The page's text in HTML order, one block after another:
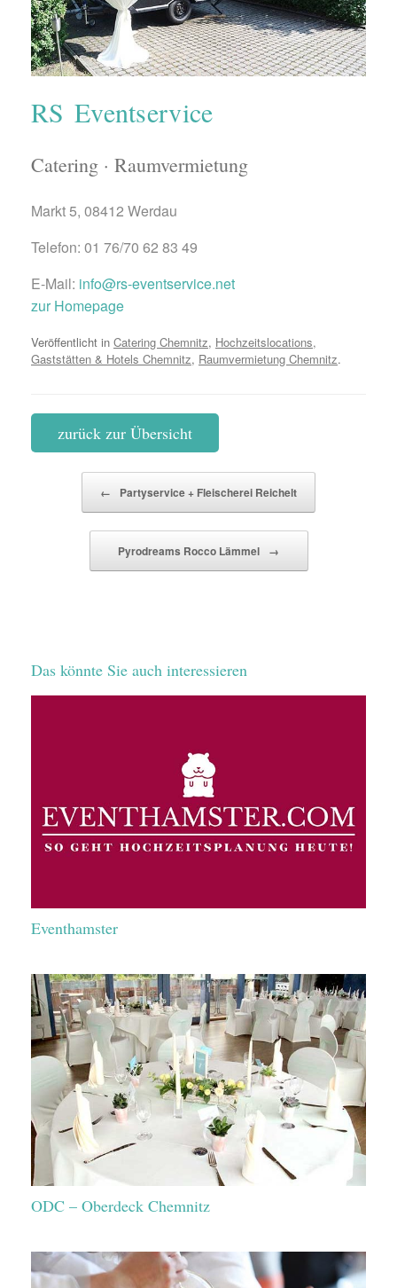
RS Eventservice
Catering · Raumvermietung
Markt 5, 08412 Werdau
Telefon: 01 76/70 62 83 49
E-Mail: info@rs-eventservice.net
zur Homepage
Veröffentlicht in Catering Chemnitz, Hochzeitslocations,
Gaststätten & Hotels Chemnitz, Raumvermietung Chemnitz.
zurück zur Übersicht
← Partyservice + Fleischerei Reichelt
Pyrodreams Rocco Lämmel →
Das könnte Sie auch interessieren
Eventhamster
ODC – Oberdeck Chemnitz